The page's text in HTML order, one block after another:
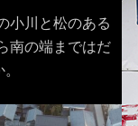
小川と松のある
南の端まではだ